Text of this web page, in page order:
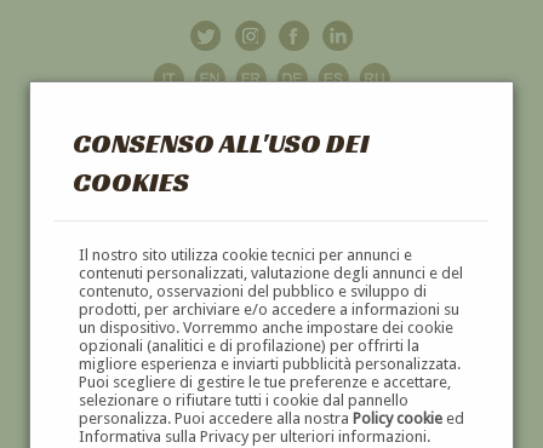
CONSENSO ALL'USO DEI
COOKIES
Il nostro sito utilizza cookie tecnici per annunci e
contenuti personalizzati, valutazione degli annunci e del
contenuto, osservazioni del pubblico e sviluppo di
prodotti, per archiviare e/o accedere a informazioni su
un dispositivo. Vorremmo anche impostare dei cookie
opzionali (analitici e di profilazione) per offrirti la
migliore esperienza e inviarti pubblicità personalizzata.
Puoi scegliere di gestire le tue preferenze e accettare,
selezionare o rifiutare tutti i cookie dal pannello
personalizza. Puoi accedere alla nostra Policy cookieed
Informativa sulla Privacy per ulteriori informazioni.
GALLERIAD'ARTE
DIPINTI E SCULTURE '800 E '900